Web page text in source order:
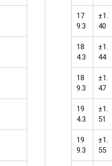
17
9.3
±1.
40
18
4.3
±1.
44
18
9.3
±1.
47
19
4.3
±1.
51
19
9.3
±1.
55